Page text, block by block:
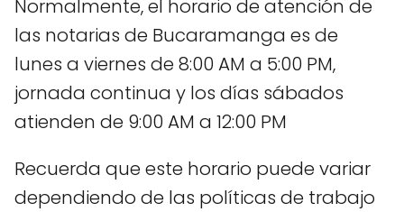
Normalmente, el horario de atención de
las notarias de Bucaramanga es de
lunes a viernes de 8:00 AM a 5:00 PM,
jornada continua y los días sábados
atienden de 9:00 AM a 12:00 PM
Recuerda que este horario puede variar
dependiendo de las políticas de trabajo